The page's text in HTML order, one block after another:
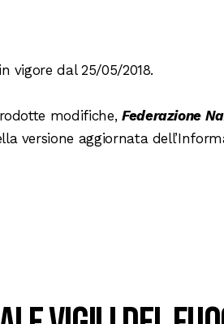
vigore dal 25/05/2018.
modifiche, Federazione
versione aggiornata